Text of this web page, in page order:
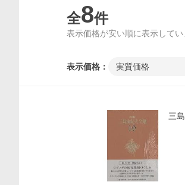
全8件
表示価格が安い順に表示してい
表示価格： 実質価格
三